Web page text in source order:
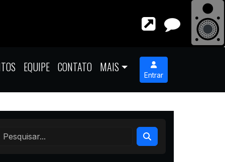
EQUIPE CONTATO MAIS
Entrar